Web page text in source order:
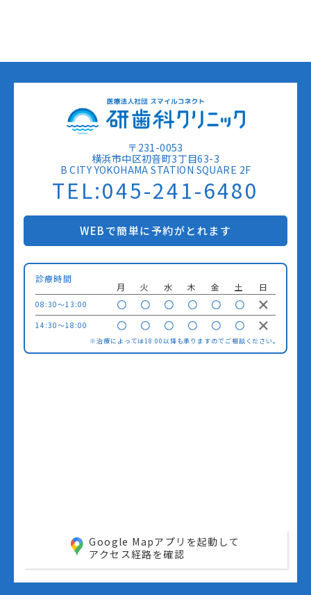
〒231-0053
横浜市中区初音町3丁目63-3
B CITY YOKOHAMA STATION SQUARE 2F
TEL:045-241-6480
WEBで簡単に予約がとれます
診療時間
月 火 水 木 金 土 日
08:30〜13:00
14:30〜18:00
※治療によっては18:00以降も承りますのでご相談ください。
Google Mapアプリを起動して
アクセス経路を確認